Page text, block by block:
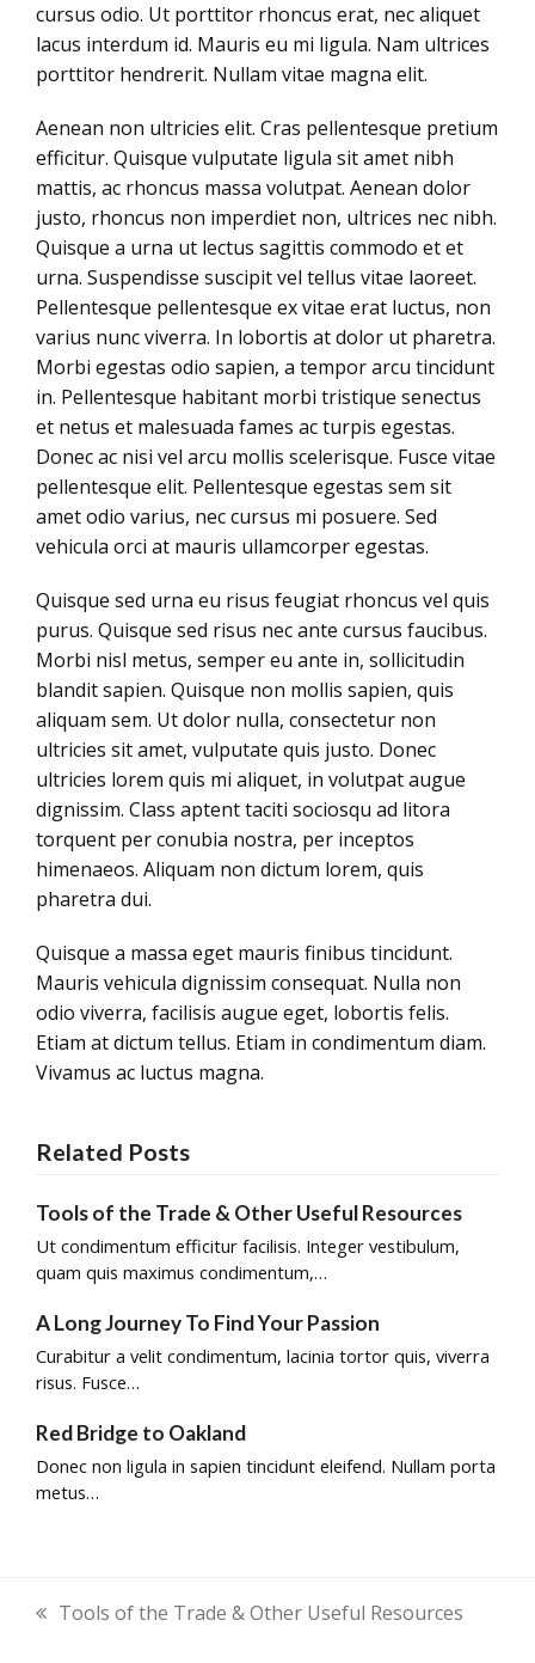
cursus odio. Ut porttitor rhoncus erat, nec aliquet
lacus interdum id. Mauris eu mi ligula. Nam ultrices
porttitor hendrerit. Nullam vitae magna elit.
Aenean non ultricies elit. Cras pellentesque pretium
efficitur. Quisque vulputate ligula sit amet nibh
mattis, ac rhoncus massa volutpat. Aenean dolor
justo, rhoncus non imperdiet non, ultrices nec nibh.
Quisque a urna ut lectus sagittis commodo et et
urna. Suspendisse suscipit vel tellus vitae laoreet.
Pellentesque pellentesque ex vitae erat luctus, non
varius nunc viverra. In lobortis at dolor ut pharetra.
Morbi egestas odio sapien, a tempor arcu tincidunt
in. Pellentesque habitant morbi tristique senectus
et netus et malesuada fames ac turpis egestas.
Donec ac nisi vel arcu mollis scelerisque. Fusce vitae
pellentesque elit. Pellentesque egestas sem sit
amet odio varius, nec cursus mi posuere. Sed
vehicula orci at mauris ullamcorper egestas.
Quisque sed urna eu risus feugiat rhoncus vel quis
purus. Quisque sed risus nec ante cursus faucibus.
Morbi nisl metus, semper eu ante in, sollicitudin
blandit sapien. Quisque non mollis sapien, quis
aliquam sem. Ut dolor nulla, consectetur non
ultricies sit amet, vulputate quis justo. Donec
ultricies lorem quis mi aliquet, in volutpat augue
dignissim. Class aptent taciti sociosqu ad litora
torquent per conubia nostra, per inceptos
himenaeos. Aliquam non dictum lorem, quis
pharetra dui.
Quisque a massa eget mauris finibus tincidunt.
Mauris vehicula dignissim consequat. Nulla non
odio viverra, facilisis augue eget, lobortis felis.
Etiam at dictum tellus. Etiam in condimentum diam.
Vivamus ac luctus magna.
Related Posts
Tools of the Trade & Other Useful Resources
Ut condimentum efficitur facilisis. Integer vestibulum,
quam quis maximus condimentum,…
A Long Journey To Find Your Passion
Curabitur a velit condimentum, lacinia tortor quis, viverra
risus. Fusce…
Red Bridge to Oakland
Donec non ligula in sapien tincidunt eleifend. Nullam porta
metus…
previous
Tools of the Trade & Other Useful Resources